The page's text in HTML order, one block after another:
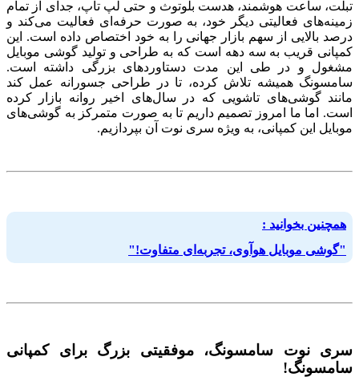
تبلت، ساعت هوشمند، هدست بلوتوث و حتی لپ تاپ، جدای از تمام
زمینه‌های فعالیتی دیگر خود، به صورت حرفه‌ای فعالیت می‌کند و
درصد بالایی از سهم بازار جهانی را به خود اختصاص داده است. این
کمپانی قریب به سه دهه است که به طراحی و تولید گوشی موبایل
مشغول و در طی این مدت دستاوردهای بزرگی داشته است.
سامسونگ همیشه تلاش کرده، تا در طراحی جسورانه عمل کند
مانند گوشی‌های تاشویی که در سال‌های اخیر روانه بازار کرده
است. اما ما امروز تصمیم داریم تا به صورت متمرکز به گوشی‌های
موبایل این کمپانی، به ویژه سری نوت آن بپردازیم.
همچنین بخوانید :
"گوشی موبایل هوآوی، تجربه‌ای متفاوت!"
سری نوت سامسونگ، موفقیتی بزرگ برای کمپانی
سامسونگ!